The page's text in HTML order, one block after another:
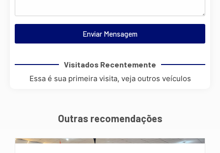
Enviar Mensagem
Visitados Recentemente
Essa é sua primeira visita, veja outros veículos
Outras recomendações